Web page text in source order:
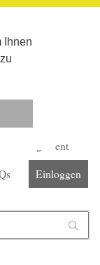
Ihnen
Management
Einloggen